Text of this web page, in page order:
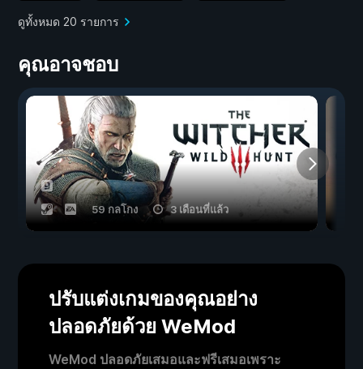
ดูทั้งหมด 20 รายการ
คุณอาจชอบ
59 กลโกง 3 เดือนที่แล้ว
ปรับแต่งเกมของคุณอย่าง
ปลอดภัยด้วย WeMod
WeMod ปลอดภัยเสมอและฟรีเสมอเพราะ